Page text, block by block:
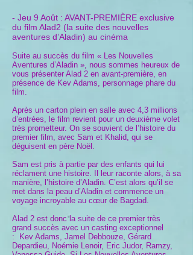
- Jeu 9 Août : AVANT-PREMIÈRE exclusive
du film Alad2 (la suite des nouvelles
aventures d’Aladin) au cinéma
Suite au succès du film « Les Nouvelles
Aventures d’Aladin », nous sommes heureux de
vous présenter Alad 2 en avant-première, en
présence de Kev Adams, personnage phare du
film.
Après un carton plein en salle avec 4,3 millions
d’entrées, le film revient pour un deuxième volet
très prometteur. On se souvient de l’histoire du
premier film, avec Sam et Khalid, qui se
déguisent en père Noël.
Sam est pris à partie par des enfants qui lui
réclament une histoire. Il leur raconte alors, à sa
manière, l’histoire d’Aladin. C’est alors qu’il se
met dans la peau d’Aladin et commence un
voyage incroyable au cœur de Bagdad.
Alad 2 est donc la suite de ce premier très
grand succès avec un casting exceptionnel
: Kev Adams, Jamel Debbouze, Gérard
Depardieu, Noémie Lenoir, Eric Judor, Ramzy,